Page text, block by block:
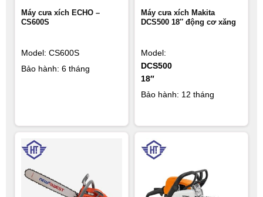
Máy cưa xích ECHO –
CS600S
Model: CS600S
Bảo hành: 6 tháng
Máy cưa xích Makita
DCS500 18″ động cơ xăng
Model:
DCS500
18″
Bảo hành: 12 tháng